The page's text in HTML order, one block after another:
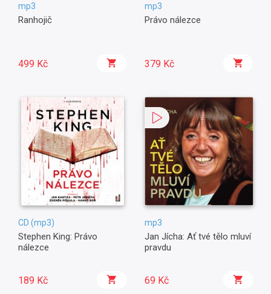
mp3
Ranhojič
499 Kč
mp3
Právo nálezce
379 Kč
CD (mp3)
Stephen King: Právo
nálezce
189 Kč
mp3
Jan Jícha: Ať tvé tělo mluví
pravdu
69 Kč